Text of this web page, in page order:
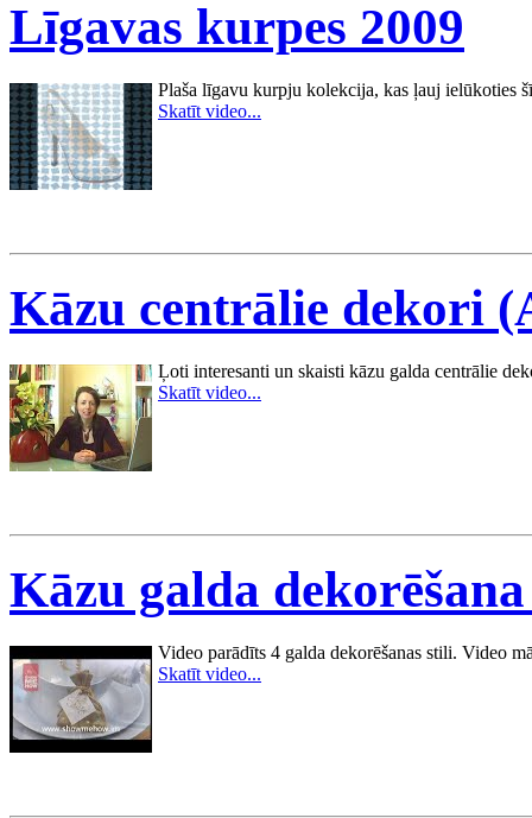
Līgavas kurpes 2009
Plaša līgavu kurpju kolekcija, kas ļauj ielūkoties
Skatīt video...
Kāzu centrālie dekori
Ļoti interesanti un skaisti kāzu galda centrālie
Skatīt video...
Kāzu galda
Video parādīts 4 galda dekorēšanas stili. Video
Skatīt video...